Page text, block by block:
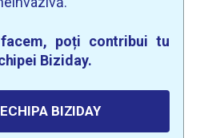
poți contribui tu
Biziday.
BIZIDAY